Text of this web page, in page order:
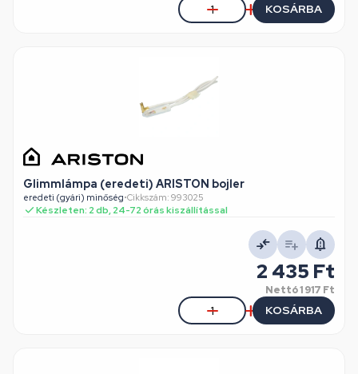
KOSÁRBA
Glimmlámpa (eredeti) ARISTON bojler
eredeti (gyári) minőség•Cikkszám: 993025
Készleten: 2 db, 24-72 órás kiszállítással
2 435 Ft
Nettó1 917 Ft
KOSÁRBA